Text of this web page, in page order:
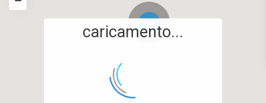
caricamento...